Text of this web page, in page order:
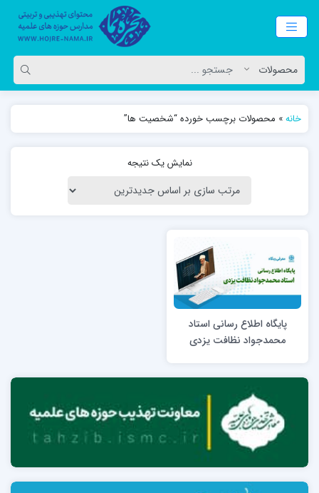
خانه» محصولات برچسب خورده “شخصیت ها”
نمایش یک نتیجه
پایگاه اطلاع رسانی استاد
محمدجواد نظافت یزدی